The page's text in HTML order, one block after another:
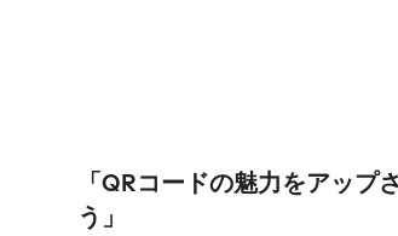
「QRコードの魅力をアップ
う」